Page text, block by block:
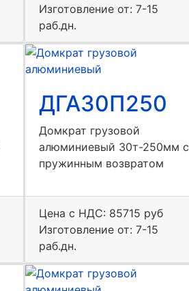
Изготовление от: 7-15
раб.дн.
ДГА30П250
Домкрат грузовой
алюминиевый 30т-250мм с
пружинным возвратом
Цена с НДС: 85715 руб
Изготовление от: 7-15
раб.дн.